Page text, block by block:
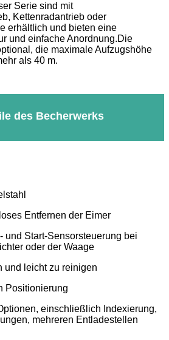
Serie sind mit
Kettenradantrieb oder
erhältlich und bieten eine
und einfache Anordnung.Die
die maximale Aufzugshöhe
als 40 m.
des Becherwerks
Entfernen der Eimer
und Start-Sensorsteuerung bei
oder der Waage
und leicht zu reinigen
Positionierung
einschließlich Indexierung,
mehreren Entladestellen